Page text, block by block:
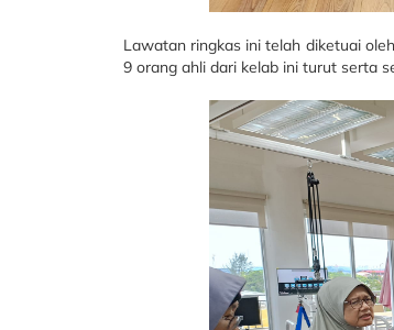
Lawatan ringkas ini telah diketuai
9 orang ahli dari kelab ini turut serta